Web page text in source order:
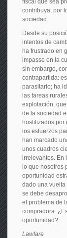
fiscal que sea
contribuya, por
sociedad.
Desde su
intentos de
ha frustrado en
impasse en la
sin embargo,
contrapartida:
parasitario; ha
las tareas
explotación,
de la sociedad
hostilizados por
los esfuerzos
han marcado
unos cuadros
irrelevantes. En
lo que nosotros
oportunidad
dado una
se debe
el problema de
compradora.
oportunidad?
Lawfare